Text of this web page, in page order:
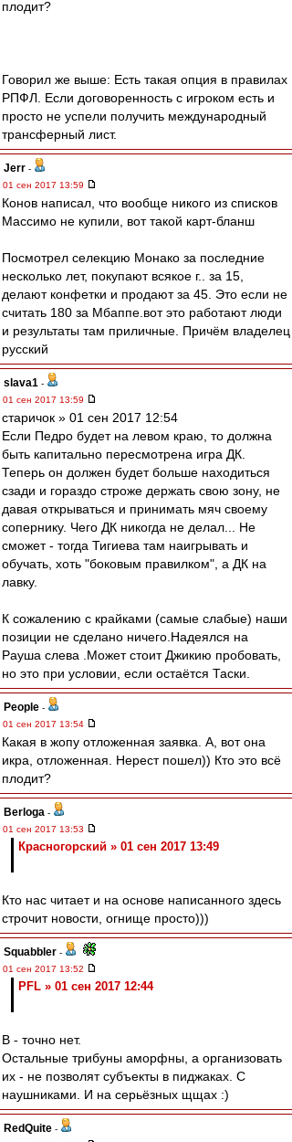
плодит?
Говорил же выше: Есть такая опция в правилах
РПФЛ. Если договоренность с игроком есть и
просто не успели получить международный
трансферный лист.
Jerr -
01 сен 2017 13:59
Конов написал, что вообще никого из списков
Массимо не купили, вот такой карт-бланш
Посмотрел селекцию Монако за последние
несколько лет, покупают всякое г.. за 15,
делают конфетки и продают за 45. Это если не
считать 180 за Мбаппе.вот это работают люди
и результаты там приличные. Причём владелец
русский
slava1 -
01 сен 2017 13:59
старичок » 01 сен 2017 12:54
Если Педро будет на левом краю, то должна
быть капитально пересмотрена игра ДК.
Теперь он должен будет больше находиться
сзади и гораздо строже держать свою зону, не
давая открываться и принимать мяч своему
сопернику. Чего ДК никогда не делал... Не
сможет - тогда Тигиева там наигрывать и
обучать, хоть "боковым правилком", а ДК на
лавку.
К сожалению с крайками (самые слабые) наши
позиции не сделано ничего.Надеялся на
Рауша слева .Может стоит Джикию пробовать,
но это при условии, если остаётся Таски.
People -
01 сен 2017 13:54
Какая в жопу отложенная заявка. А, вот она
икра, отложенная. Нерест пошел)) Кто это всё
плодит?
Berloga -
01 сен 2017 13:53
Красногорский » 01 сен 2017 13:49
Кто нас читает и на основе написанного здесь
строчит новости, огнище просто)))
Squabbler -
01 сен 2017 13:52
PFL » 01 сен 2017 12:44
В - точно нет.
Остальные трибуны аморфны, а организовать
их - не позволят субъекты в пиджаках. С
наушниками. И на серьёзных щщах :)
RedQuite -